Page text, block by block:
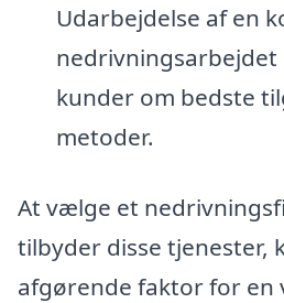
Udarbejdelse af en
kunder om bedste
metoder.
At vælge et
tilbyder disse tjenester,
afgørende faktor for en